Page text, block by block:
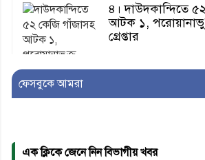
৪। দাউদকান্দিতে
আটক ১,
গ্রেপ্তার
৫। মেঘনা
ফেসবুকে আমরা
এক ক্লিকে জেনে নিন বিভাগীয় খবর